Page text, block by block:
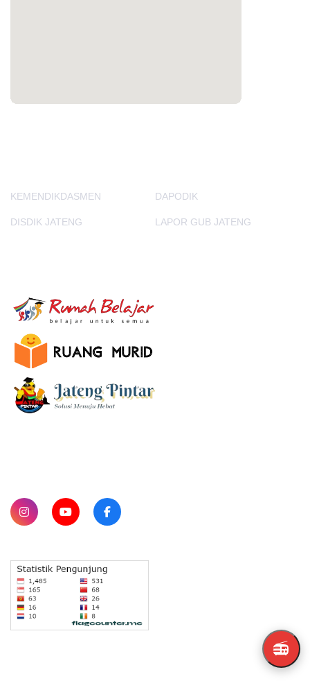
📻
KEMENDIKDASMEN DAPODIK
DISDIK JATENG LAPOR GUB JATENG